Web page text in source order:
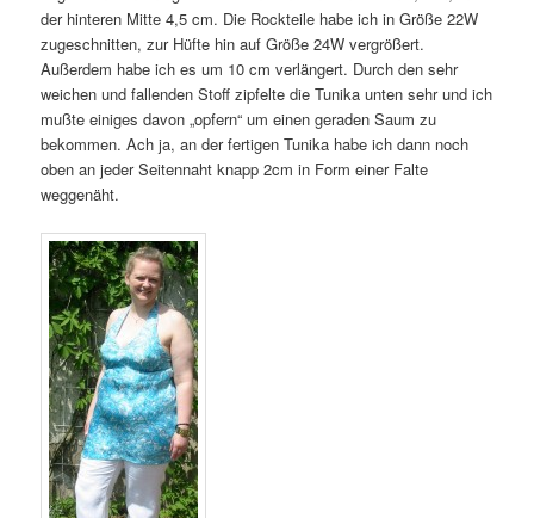
der hinteren Mitte 4,5 cm. Die Rockteile habe ich in Größe 22W
zugeschnitten, zur Hüfte hin auf Größe 24W vergrößert.
Außerdem habe ich es um 10 cm verlängert. Durch den sehr
weichen und fallenden Stoff zipfelte die Tunika unten sehr und ich
mußte einiges davon „opfern“ um einen geraden Saum zu
bekommen. Ach ja, an der fertigen Tunika habe ich dann noch
oben an jeder Seitennaht knapp 2cm in Form einer Falte
weggenäht.